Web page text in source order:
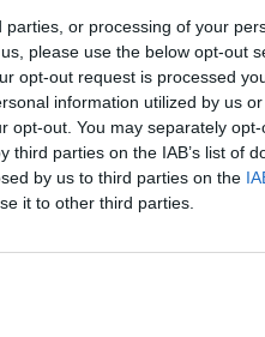
or processing of your
please use the below opt-out
opt-out request is processed
information utilized by us
opt-out. You may separately
parties on the IAB’s list of
by us to third parties on the
it to other third parties.
νεότερης
«Η μακροχρόνια
της ΕΤΑΔ να
Στόχος μας είναι
να
σε σύγχρονους πόλους